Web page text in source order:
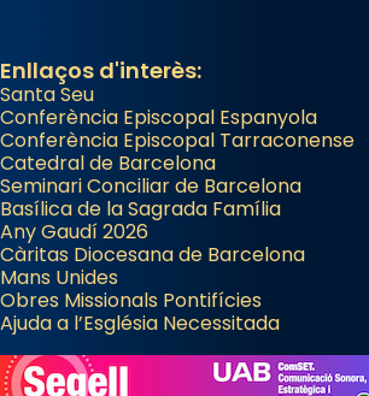
Enllaços d'interès:
Santa Seu
Conferència Episcopal Espanyola
Conferència Episcopal Tarraconense
Catedral de Barcelona
Seminari Conciliar de Barcelona
Basílica de la Sagrada Família
Any Gaudí 2026
Càritas Diocesana de Barcelona
Mans Unides
Obres Missionals Pontifícies
Ajuda a l’Església Necessitada